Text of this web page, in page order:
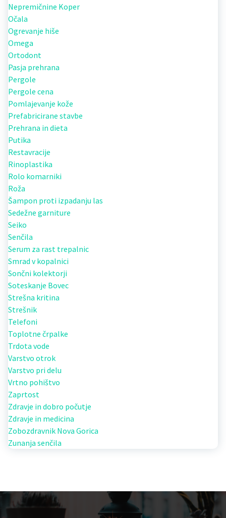
Nepremičnine Koper
Očala
Ogrevanje hiše
Omega
Ortodont
Pasja prehrana
Pergole
Pergole cena
Pomlajevanje kože
Prefabricirane stavbe
Prehrana in dieta
Putika
Restavracije
Rinoplastika
Rolo komarniki
Roža
Šampon proti izpadanju las
Sedežne garniture
Seiko
Senčila
Serum za rast trepalnic
Smrad v kopalnici
Sončni kolektorji
Soteskanje Bovec
Strešna kritina
Strešnik
Telefoni
Toplotne črpalke
Trdota vode
Varstvo otrok
Varstvo pri delu
Vrtno pohištvo
Zaprtost
Zdravje in dobro počutje
Zdravje in medicina
Zobozdravnik Nova Gorica
Zunanja senčila